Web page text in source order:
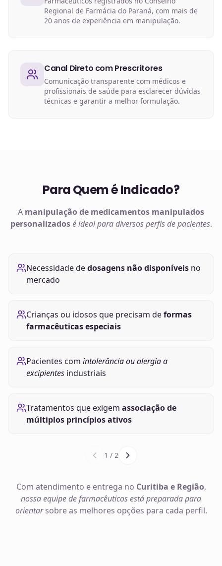
Regional de Farmácia do Paraná, com mais de
20 anos de experiência em manipulação.
Canal Direto com Prescritores
Comunicação transparente com médicos e
profissionais de saúde para esclarecer dúvidas
técnicas e garantir a melhor formulação.
Para Quem é Indicado?
A manipulação de medicamentos manipulados
personalizados é ideal para diversos perfis de pacientes.
Necessidade dedosagens não disponíveis no
mercado
Crianças ou idosos que precisam deformas
farmacêuticas especiais
Pacientes com intolerância ou alergia a
excipientes industriais
Tratamentos que exigem associação de
múltiplos princípios ativos
1 / 2
Com atendimento e entrega no Curitiba e Região,
nossa equipe de farmacêuticos está preparada para
orientarsobre as melhores opções para cada perfil.